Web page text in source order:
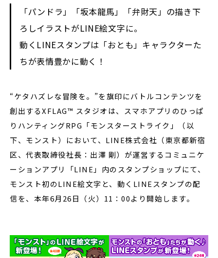
「パンドラ」「坂本龍馬」「弁財天」の描き下
ろしイラストがLINE絵文字に。
動くLINEスタンプは「おとも」キャラクターた
ちが表情豊かに動く！
“ケタハズレな冒険を。”を旗印にバトルコンテンツを
創出するXFLAG™ スタジオは、スマホアプリのひっぱ
りハンティングRPG「モンスターストライク」（以
下、モンスト）において、LINE株式会社（東京都新宿
区、代表取締役社長：出澤 剛）が運営するコミュニケ
ーションアプリ「LINE」内のスタンプショップにて、
モンスト初のLINE絵文字と、動くLINEスタンプの配
信を、本年6月26日（火）11：00より開始します。